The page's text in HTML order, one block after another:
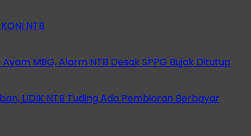
NTB
MBG, Alarm NTB Desak SPPG Bujak Ditutup
LIDIK NTB Tuding Ada Pembiaran Berbayar